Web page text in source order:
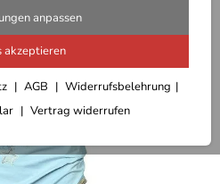
anpassen
akzeptieren
AGB
Widerrufsbelehrung
Vertrag widerrufen